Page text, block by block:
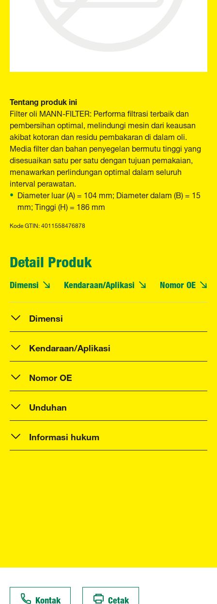
Tentang produk ini
Filter oli MANN-FILTER: Performa filtrasi terbaik dan
pembersihan optimal, melindungi mesin dari keausan
akibat kotoran dan residu pembakaran di dalam oli.
Media filter dan bahan penyegelan bermutu tinggi yang
disesuaikan satu per satu dengan tujuan pemakaian,
menawarkan perlindungan optimal dalam seluruh
interval perawatan.
Diameter luar (A) = 104 mm; Diameter dalam (B) = 15
mm; Tinggi (H) = 186 mm
Kode GTIN: 4011558476878
Detail Produk
Dimensi Kendaraan/Aplikasi Nomor OE
Dimensi
Kendaraan/Aplikasi
Nomor OE
Unduhan
Informasi hukum
Kontak Cetak